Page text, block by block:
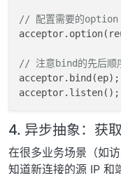
// 配置需要的option
// 注意bind的先后顺
acceptor.bind(ep);
4. 异步抽象：获
在很多业务场景（如
知道新连接的源 IP 和